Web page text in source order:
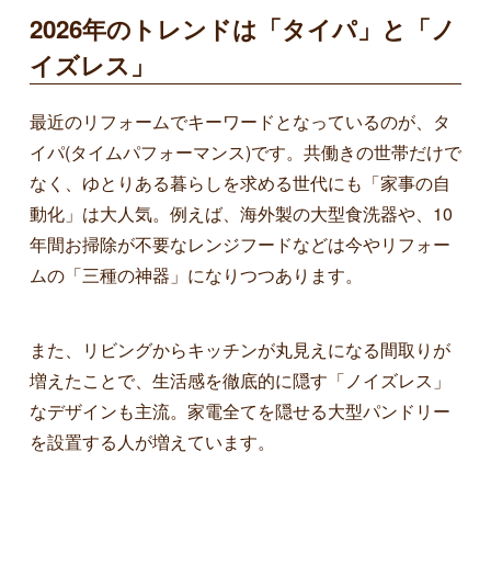
2026年のトレンドは「タイパ」と「ノ
イズレス」
最近のリフォームでキーワードとなっているのが、タ
イパ(タイムパフォーマンス)です。共働きの世帯だけで
なく、ゆとりある暮らしを求める世代にも「家事の自
動化」は大人気。例えば、海外製の大型食洗器や、10
年間お掃除が不要なレンジフードなどは今やリフォー
ムの「三種の神器」になりつつあります。
また、リビングからキッチンが丸見えになる間取りが
増えたことで、生活感を徹底的に隠す「ノイズレス」
なデザインも主流。家電全てを隠せる大型パンドリー
を設置する人が増えています。